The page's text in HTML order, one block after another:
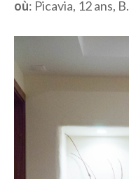
où: Picavia, 12 ans, B.